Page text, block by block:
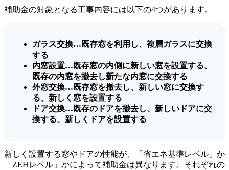
補助金の対象となる工事内容には以下の4つがあります。
ガラス交換…既存窓を利用し、複層ガラスに交換
する
内窓設置…既存窓の内側に新しい窓を設置する、
既存の内窓を撤去し新たな内窓に交換する
外窓交換…既存窓を撤去し、新しい窓に交換す
る、新しく窓を設置する
ドア交換…既存のドアを撤去し、新しいドアに交
換する、新しくドアを設置する
新しく設置する窓やドアの性能が、「省エネ基準レベル」か
「ZEHレベル」かによって補助金は異なります。それぞれの